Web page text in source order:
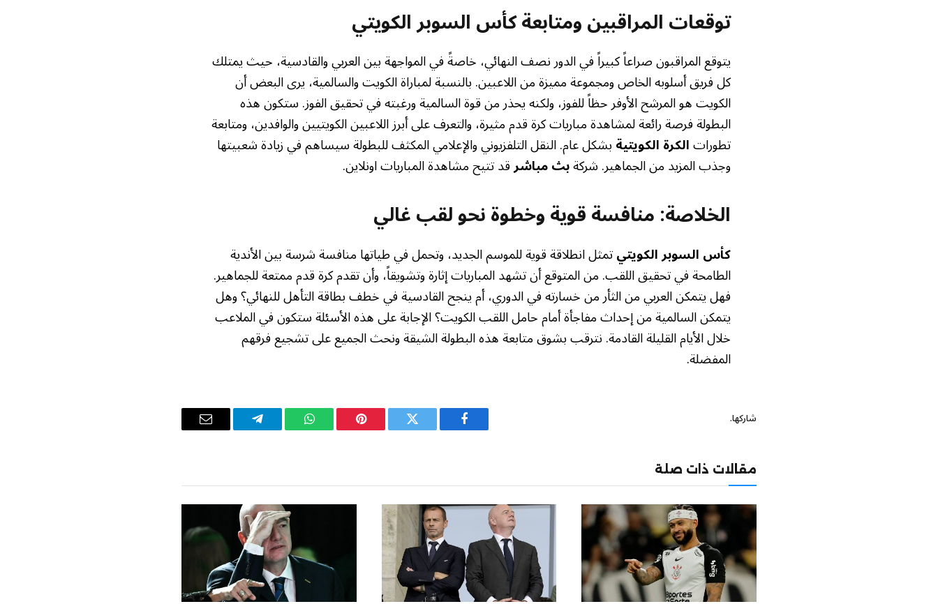
توقعات المراقبين ومتابعةكأس السوبر الكويتي
يتوقع المراقبون صراعاً كبيراً في الدور نصف النهائي، خاصةً في المواجهة بين العربي والقادسية، حيث يمتلك
كل فريق أسلوبه الخاص ومجموعة مميزة من اللاعبين. بالنسبة لمباراة الكويت والسالمية، يرى البعض أن
الكويت هو المرشح الأوفر حظاً للفوز، ولكنه يحذر من قوة السالمية ورغبته في تحقيق الفوز. ستكون هذه
البطولة فرصة رائعة لمشاهدة مباريات كرة قدم مثيرة، والتعرف على أبرز اللاعبين الكويتيين والوافدين، ومتابعة
تطوراتالكرة الكويتيةبشكل عام. النقل التلفزيوني والإعلامي المكثف للبطولة سيساهم في زيادة شعبيتها
وجذب المزيد من الجماهير. شركةبث مباشرقد تتيح مشاهدة المباريات اونلاين.
الخلاصة: منافسة قوية وخطوة نحو لقب غالي
كأس السوبر الكويتيتمثل انطلاقة قوية للموسم الجديد، وتحمل في طياتها منافسة شرسة بين الأندية
الطامحة في تحقيق اللقب. من المتوقع أن تشهد المباريات إثارة وتشويقاً، وأن تقدم كرة قدم ممتعة للجماهير.
فهل يتمكن العربي من الثأر من خسارته في الدوري، أم ينجح القادسية في خطف بطاقة التأهل للنهائي؟ وهل
يتمكن السالمية من إحداث مفاجأة أمام حامل اللقب الكويت؟ الإجابة على هذه الأسئلة ستكون في الملاعب
خلال الأيام القليلة القادمة. نترقب بشوق متابعة هذه البطولة الشيقة ونحث الجميع على تشجيع فرقهم
المفضلة.
شاركها.
فيسبوك تويتر بينتيريستواتساب تيلقرام
البريد
مقالات ذات صلة